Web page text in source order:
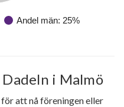
Andel män: 25%
Dadeln i Malmö
att nå föreningen eller